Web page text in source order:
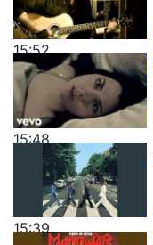
15:52
15:48
15:39